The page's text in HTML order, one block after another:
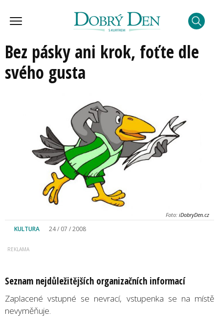
Bez pásky ani krok, foťte dle
svého gusta
Foto: iDobryDen.cz
KULTURA 24 / 07 / 2008
Seznam nejdůležitějších organizačních informací
Zaplacené vstupné se nevrací, vstupenka se na místě
nevyměňuje.